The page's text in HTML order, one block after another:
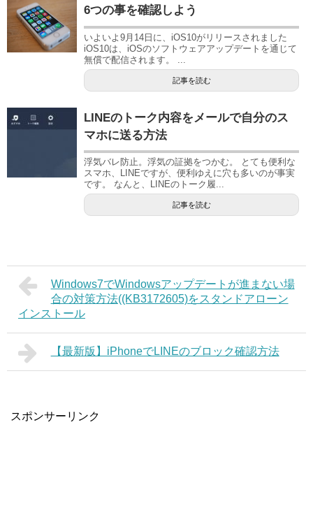
6つの事を確認しよう
いよいよ9月14日に、iOS10がリリースされました
iOS10は、iOSのソフトウェアアップデートを通じて
無償で配信されます。 ...
記事を読む
LINEのトーク内容をメールで自分のス
マホに送る方法
浮気バレ防止。浮気の証拠をつかむ。 とても便利な
スマホ、LINEですが、便利ゆえに穴も多いのが事実
です。 なんと、LINEのトーク履...
記事を読む
Windows7でWindowsアップデートが進まない場
合の対策方法((KB3172605)をスタンドアローン
インストール
【最新版】iPhoneでLINEのブロック確認方法
スポンサーリンク